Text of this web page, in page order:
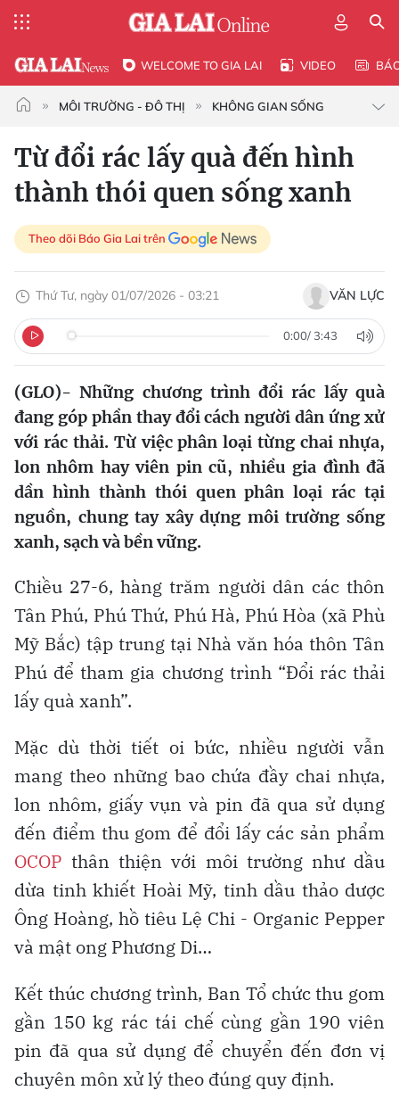
WELCOME TO GIA LAI VIDEO
MÔI TRƯỜNG - ĐÔ THỊ KHÔNG GIAN SỐNG
Từ đổi rác lấy quà đến hình
thành thói quen sống xanh
Theo dõi Báo Gia Lai trên
Thứ Tư, ngày 01/07/2026 - 03:21 VĂN LỰC
0:00/ 3:43
(GLO)- Những chương trình đổi rác lấy quà
đang góp phần thay đổi cách người dân ứng xử
với rác thải. Từ việc phân loại từng chai nhựa,
lon nhôm hay viên pin cũ, nhiều gia đình đã
dần hình thành thói quen phân loại rác tại
nguồn, chung tay xây dựng môi trường sống
xanh, sạch và bền vững.
Chiều 27-6, hàng trăm người dân các thôn
Tân Phú, Phú Thứ, Phú Hà, Phú Hòa (xã Phù
Mỹ Bắc) tập trung tại Nhà văn hóa thôn Tân
Phú để tham gia chương trình “Đổi rác thải
lấy quà xanh”.
Mặc dù thời tiết oi bức, nhiều người vẫn
mang theo những bao chứa đầy chai nhựa,
lon nhôm, giấy vụn và pin đã qua sử dụng
đến điểm thu gom để đổi lấy các sản phẩm
OCOP thân thiện với môi trường như dầu
dừa tinh khiết Hoài Mỹ, tinh dầu thảo dược
Ông Hoàng, hồ tiêu Lệ Chi - Organic Pepper
và mật ong Phương Di…
Kết thúc chương trình, Ban Tổ chức thu gom
gần 150 kg rác tái chế cùng gần 190 viên
pin đã qua sử dụng để chuyển đến đơn vị
chuyên môn xử lý theo đúng quy định.